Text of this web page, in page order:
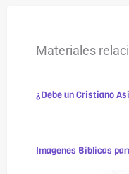
Materiales
¿Debe un Cristiano
Imagenes Biblicas